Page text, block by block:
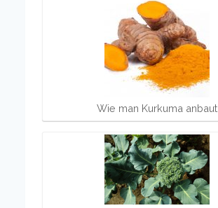
Wie man Kurkuma anbaut